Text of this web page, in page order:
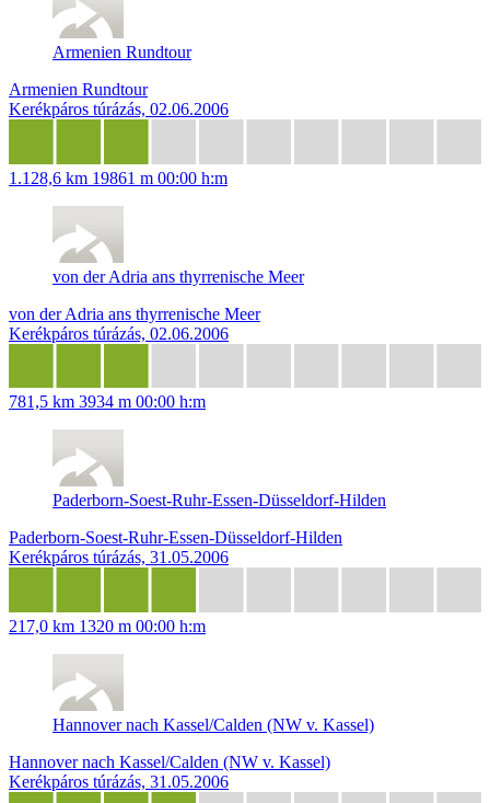
Armenien Rundtour
Armenien Rundtour
Kerékpáros túrázás, 02.06.2006
1.128,6 km 19861 m 00:00 h:m
von der Adria ans thyrrenische Meer
von der Adria ans thyrrenische Meer
Kerékpáros túrázás, 02.06.2006
781,5 km 3934 m 00:00 h:m
Paderborn-Soest-Ruhr-Essen-Düsseldorf-Hilden
Paderborn-Soest-Ruhr-Essen-Düsseldorf-Hilden
Kerékpáros túrázás, 31.05.2006
217,0 km 1320 m 00:00 h:m
Hannover nach Kassel/Calden (NW v. Kassel)
Hannover nach Kassel/Calden (NW v. Kassel)
Kerékpáros túrázás, 31.05.2006